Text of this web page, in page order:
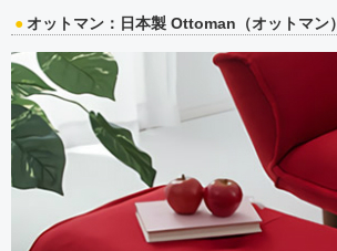
オットマン：日本製 Ottoman（オットマン）